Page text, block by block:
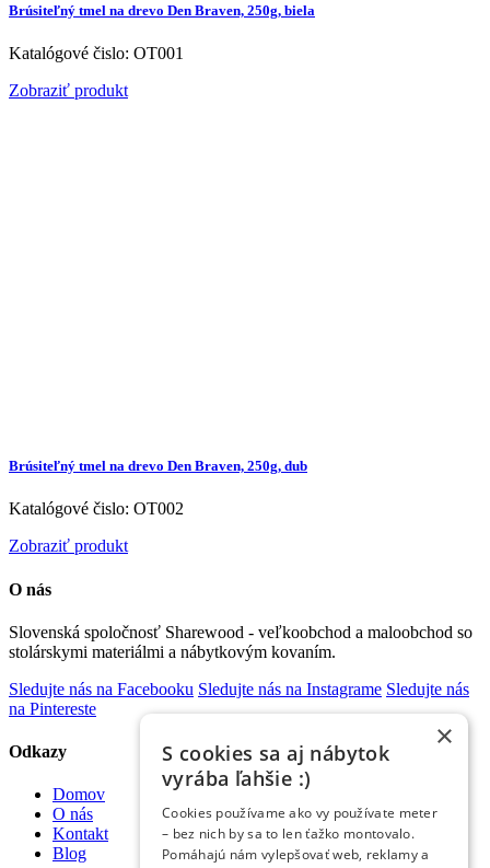
Brúsiteľný tmel na drevo Den Braven, 250g, biela
Katalógové čislo: OT001
Zobraziť produkt
Brúsiteľný tmel na drevo Den Braven, 250g, dub
Katalógové čislo: OT002
Zobraziť produkt
O nás
Slovenská spoločnosť Sharewood - veľkoobchod a maloobchod so
stolárskymi materiálmi a nábytkovým kovaním.
Sledujte nás na Facebooku Sledujte nás na Instagrame Sledujte nás
na Pintereste
Odkazy
Domov
O nás
Kontakt
Blog
×
S cookies sa aj nábytok
vyrába ľahšie :)
Cookies používame ako vy používate meter
– bez nich by sa to len ťažko montovalo.
Pomáhajú nám vylepšovať web, reklamy a